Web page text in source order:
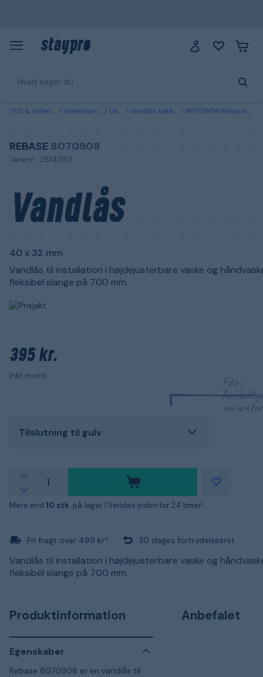
VVS & indeklima Indendørs afløb Vandlås Vandlås køkken & badeværelse 8070908 Rebase Vandlås 40 x 32 mm Tilslutning til gulv
REBASE 8070908
Varenr.: 2814393
Vandlås
40 x 32 mm
Vandlås til installation i højdejusterbare vaske og
fleksibel slange på 700 mm.
395 kr.
Inkl. moms
Fås i
forskellige
varianter
Tilslutning til gulv
Mere end 10 stk. på lager | Sendes inden for 24 timer!
Fri fragt over 499 kr* 30 dages fortrydelsesret
Vandlås til installation i højdejusterbare vaske og
fleksibel slange på 700 mm.
Produktinformation
Egenskaber
Rebase 8070908 er en vandlås til
Anbefalet